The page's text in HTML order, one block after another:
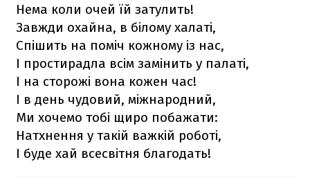
Нема коли очей їй затулить!
Завжди охайна, в білому халаті,
Спішить на поміч кожному із нас,
І простирадла всім замінить у палаті,
І на сторожі вона кожен час!
І в день чудовий, міжнародний,
Ми хочемо тобі щиро побажати:
Натхнення у такій важкій роботі,
І буде хай всесвітня благодать!